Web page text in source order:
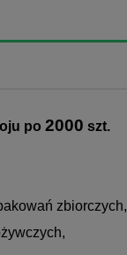
po 2000 szt.
zbiorczych,